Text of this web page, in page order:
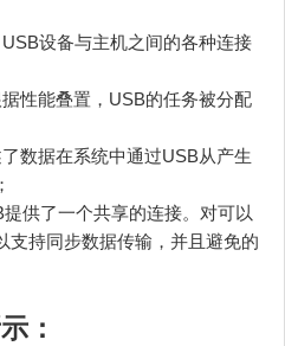
USB设备与主机之间的各种连接
据性能叠置，USB的任务被分配
了数据在系统中通过USB从产生
提供了一个共享的连接。对可以
支持同步数据传输，并且避免的
：